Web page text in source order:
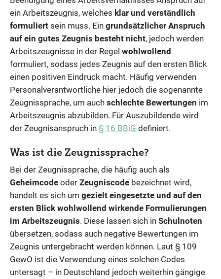
ein Arbeitszeugnis, welches klar und verständlich
formuliert sein muss. Ein grundsätzlicher Anspruch
auf ein gutes Zeugnis besteht nicht, jedoch werden
Arbeitszeugnisse in der Regel wohlwollend
formuliert, sodass jedes Zeugnis auf den ersten Blick
einen positiven Eindruck macht. Häufig verwenden
Personalverantwortliche hier jedoch die sogenannte
Zeugnissprache, um auch schlechte Bewertungen im
Arbeitszeugnis abzubilden. Für Auszubildende wird
der Zeugnisanspruch in § 16 BBiG definiert.
Was ist die Zeugnissprache?
Bei der Zeugnissprache, die häufig auch als
Geheimcode oder Zeugniscode bezeichnet wird,
handelt es sich um gezielt eingesetzte und auf den
ersten Blick wohlwollend wirkende Formulierungen
im Arbeitszeugnis. Diese lassen sich in Schulnoten
übersetzen, sodass auch negative Bewertungen im
Zeugnis untergebracht werden können. Laut § 109
GewO ist die Verwendung eines solchen Codes
untersagt – in Deutschland jedoch weiterhin gängige